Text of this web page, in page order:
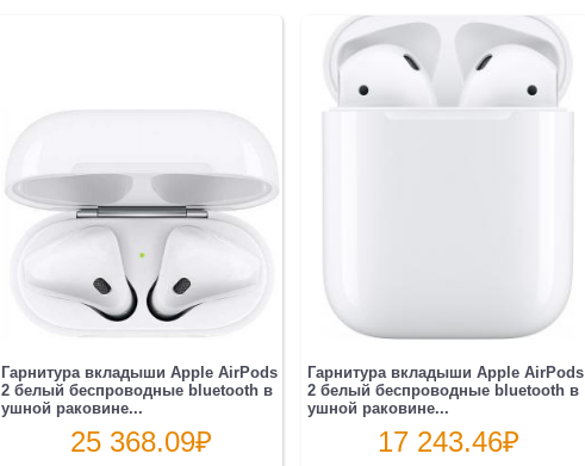
Гарнитура вкладыши Apple AirPods
2 белый беспроводные bluetooth в
ушной раковине...
25 368.09₽
Гарнитура вкладыши Apple AirPods
2 белый беспроводные bluetooth в
ушной раковине...
17 243.46₽